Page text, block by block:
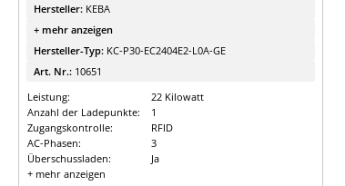
Hersteller: KEBA
+ mehr anzeigen
Hersteller-Typ: KC-P30-EC2404E2-L0A-GE
Art. Nr.: 10651
Leistung:
22 Kilowatt
Anzahl der Ladepunkte:
1
Zugangskontrolle:
RFID
AC-Phasen:
3
Überschussladen:
Ja
+ mehr anzeigen